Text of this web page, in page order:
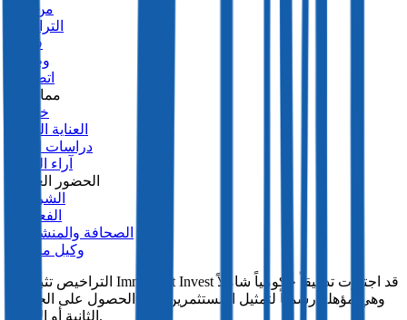
من نحن
التراخيص
فريقنا
وظائف
اتصل بنا
ممارستنا
خدماتنا
العناية الواجبة
دراسات الحالة
آراء العملاء
الحضور العالمي
الشراكات
الفعاليات
الصحافة والمنشورات
وكيل مرخص
التراخيص تثبت أن Immigrant Invest قد اجتازت تدقيقاً حكومياً شاملاً
وهي مؤهلة رسمياً لتمثيل المستثمرين أثناء الحصول على الجنسية
الثانية أو الإقامة.